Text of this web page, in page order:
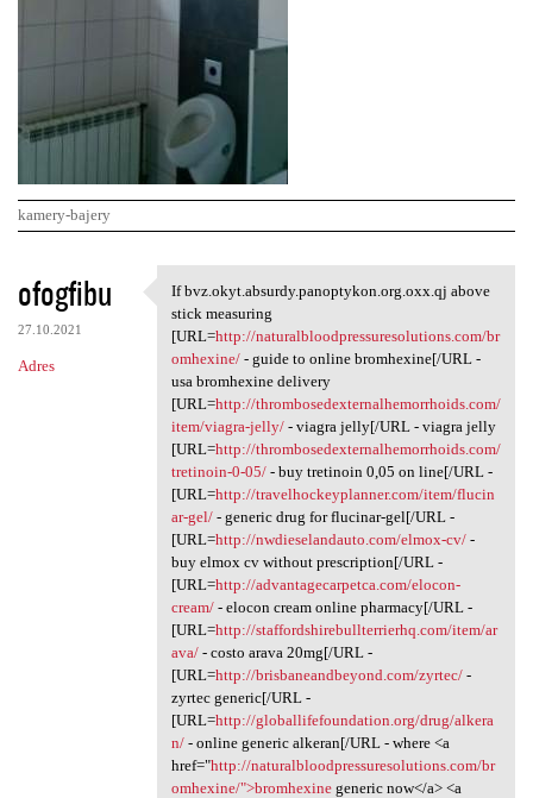
kamery-bajery
K
o
m
e
ofogfibu
27.10.2021
Adres
If bvz.okyt.absurdy
If bvz.okyt.absurdy.panoptykon.org.oxx.qj above
stick measuring
[URL=http://naturalbloodpressuresolutions.com/br
omhexine/- guide to online bromhexine[/URL -
usa bromhexine delivery
[URL=http://thrombosedexternalhemorrhoids.com/
item/viagra-jelly/- viagra jelly[/URL - viagra jelly
[URL=http://thrombosedexternalhemorrhoids.com/
tretinoin-0-05/- buy tretinoin 0,05 on line[/URL -
[URL=http://travelhockeyplanner.com/item/flucin
ar-gel/- generic drug for flucinar-gel[/URL -
[URL=http://nwdieselandauto.com/elmox-cv/-
buy elmox cv without prescription[/URL -
[URL=http://advantagecarpetca.com/elocon-
cream/- elocon cream online pharmacy[/URL -
[URL=http://staffordshirebullterrierhq.com/item/ar
ava/- costo arava 20mg[/URL -
[URL=http://brisbaneandbeyond.com/zyrtec/-
zyrtec generic[/URL -
[URL=http://globallifefoundation.org/drug/alkera
n/- online generic alkeran[/URL - where <a
href="http://naturalbloodpressuresolutions.com/br
omhexine/">bromhexinegeneric now</a> <a